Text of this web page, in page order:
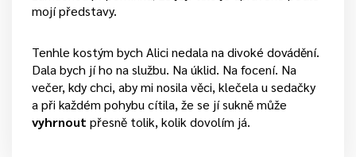
mojí představy.
Tenhle kostým bych Alici nedala na divoké dovádění.
Dala bych jí ho na službu. Na úklid. Na focení. Na
večer, kdy chci, aby mi nosila věci, klečela u sedačky
a při každém pohybu cítila, že se jí sukně může
vyhrnout přesně tolik, kolik dovolím já.